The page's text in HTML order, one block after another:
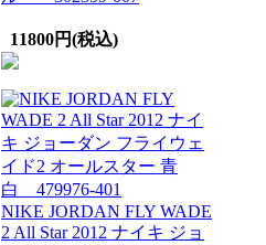
11800円(税込)
NIKE JORDAN FLY WADE
2 All Star 2012 ナイキ ジョ